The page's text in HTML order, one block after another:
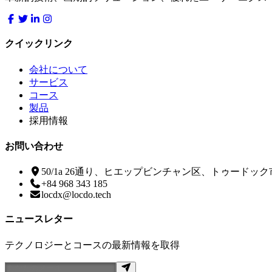
クイックリンク
会社について
サービス
コース
製品
採用情報
お問い合わせ
50/1a 26通り、ヒエップビンチャン区、トゥードッ
+84 968 343 185
locdx@locdo.tech
ニュースレター
テクノロジーとコースの最新情報を取得